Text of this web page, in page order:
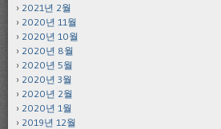
2021년 2월
2020년 11월
2020년 10월
2020년 8월
2020년 5월
2020년 3월
2020년 2월
2020년 1월
2019년 12월